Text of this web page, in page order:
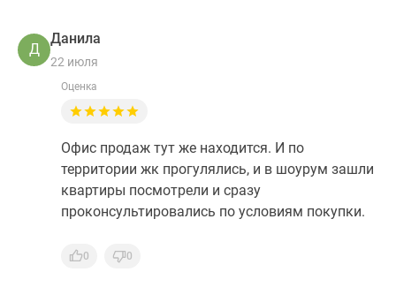
Д
Данила
22 июля
Оценка
Офис продаж тут же находится. И по
территории жк прогулялись, и в шоурум зашли
квартиры посмотрели и сразу
проконсультировались по условиям покупки.
0 0